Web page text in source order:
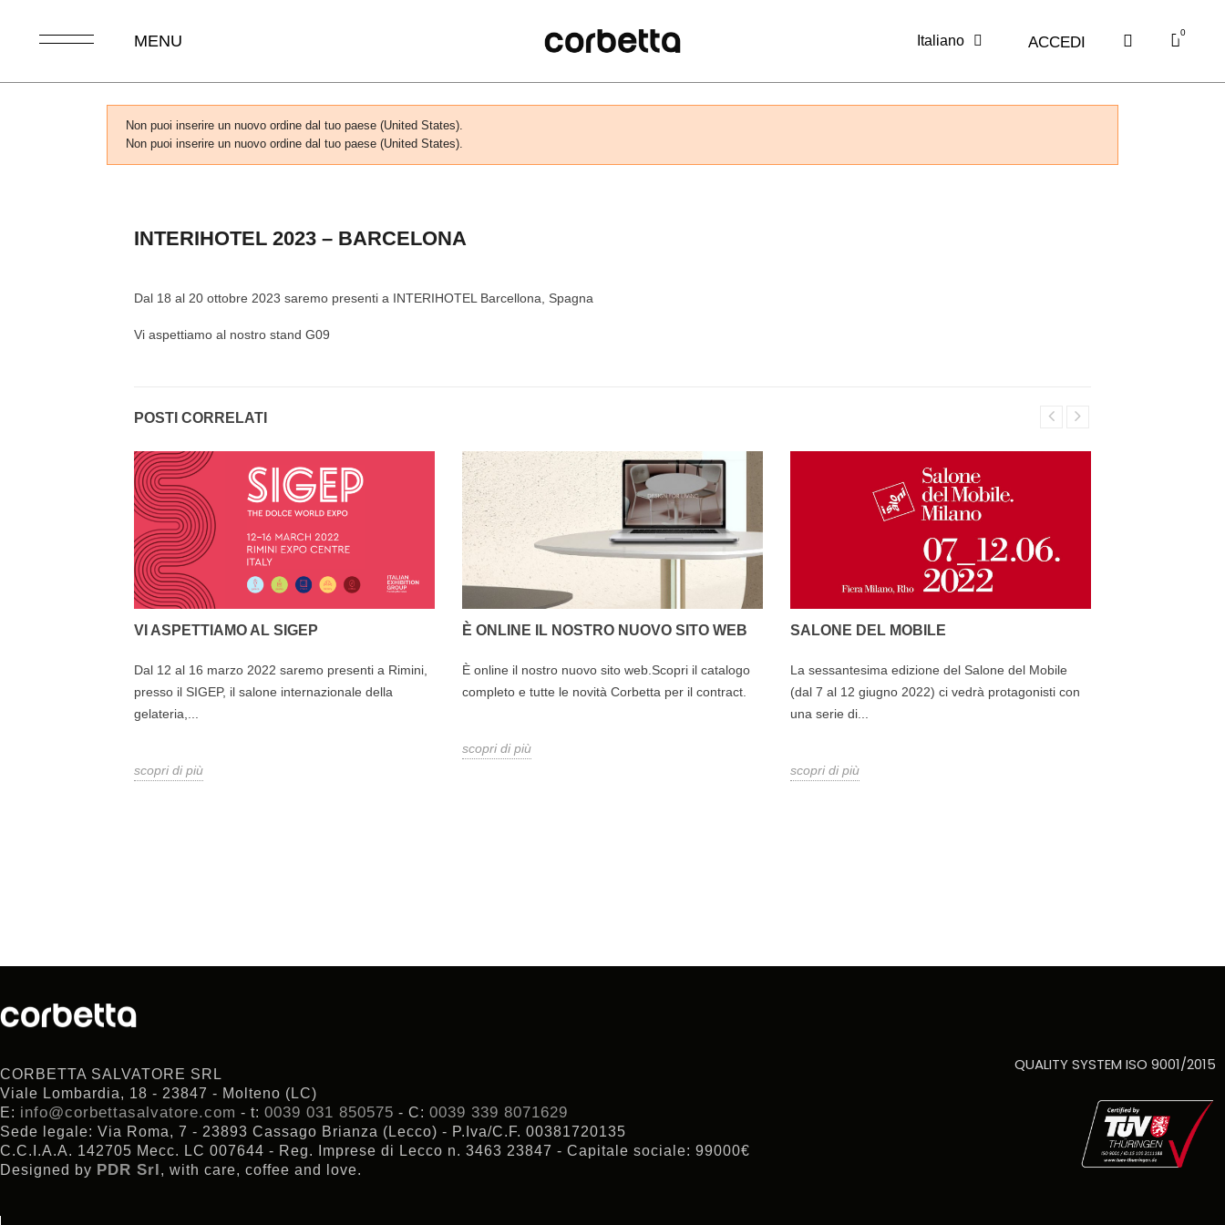
MENU Italiano ACCEDI
Non puoi inserire un nuovo ordine dal tuo paese (United States).
Non puoi inserire un nuovo ordine dal tuo paese (United States).
INTERIHOTEL 2023 – BARCELONA
Dal 18 al 20 ottobre 2023 saremo presenti a INTERIHOTEL Barcellona, Spagna
Vi aspettiamo al nostro stand G09
POSTI CORRELATI
VI ASPETTIAMO AL SIGEP
Dal 12 al 16 marzo 2022 saremo presenti a Rimini,
presso il SIGEP, il salone internazionale della
gelateria,...
scopri di più
È ONLINE IL NOSTRO NUOVO SITO WEB
È online il nostro nuovo sito web.Scopri il catalogo
completo e tutte le novità Corbetta per il contract.
scopri di più
SALONE DEL MOBILE
La sessantesima edizione del Salone del Mobile
(dal 7 al 12 giugno 2022) ci vedrà protagonisti con
una serie di...
scopri di più
CORBETTA SALVATORE SRL
Viale Lombardia, 18 - 23847 - Molteno (LC)
E: info@corbettasalvatore.com - t: 0039 031 850575 - C: 0039 339 8071629
Sede legale: Via Roma, 7 - 23893 Cassago Brianza (Lecco) - P.Iva/C.F. 00381720135
C.C.I.A.A. 142705 Mecc. LC 007644 - Reg. Imprese di Lecco n. 3463 23847 - Capitale sociale: 99000€
Designed by PDR Srl , with care, coffee and love.
QUALITY SYSTEM ISO 9001/2015